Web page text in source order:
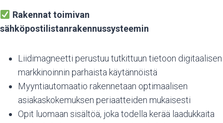
Rakennat toimivan
sähköpostilistanrakennussysteemin
Liidimagneetti perustuu tutkittuun tietoon digitaalisen
markkinoinnin parhaista käytännöistä
Myyntiautomaatio rakennetaan optimaalisen
asiakaskokemuksen periaatteiden mukaisesti
Opit luomaan sisältöä, joka todella kerää laadukkaita